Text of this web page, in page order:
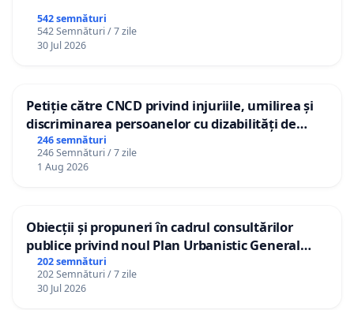
542 semnături
542 Semnături / 7 zile
30 Jul 2026
Petiție către CNCD privind injuriile, umilirea și
discriminarea persoanelor cu dizabilități de
către utilizatorul TikTok „Gorici”
246 semnături
246 Semnături / 7 zile
1 Aug 2026
Obiecții și propuneri în cadrul consultărilor
publice privind noul Plan Urbanistic General
(PUG) Ialoveni
202 semnături
202 Semnături / 7 zile
30 Jul 2026